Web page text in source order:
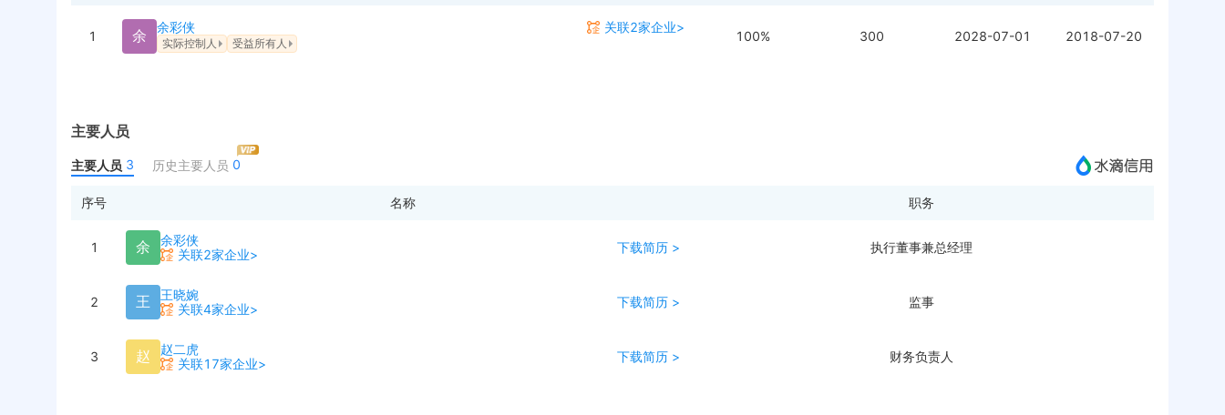
1 余
余彩侠 关联2家企业>
实际控制人 受益所有人 100% 300 2028-07-01 2018-07-20
主要人员
主要人员 3 历史主要人员 0
序号 名称 职务
1 余
余彩侠
关联2家企业>
下载简历 > 执行董事兼总经理
2 王
王晓婉
关联4家企业>
下载简历 > 监事
3 赵
赵二虎
关联17家企业>
下载简历 > 财务负责人